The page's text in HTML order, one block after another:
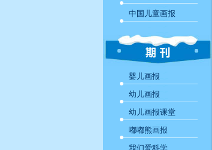
中国儿童画报
婴儿画报
幼儿画报
幼儿画报课堂
嘟嘟熊画报
我们爱科学